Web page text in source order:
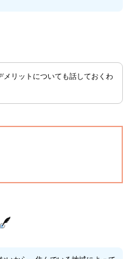
メリットについても話しておくわ